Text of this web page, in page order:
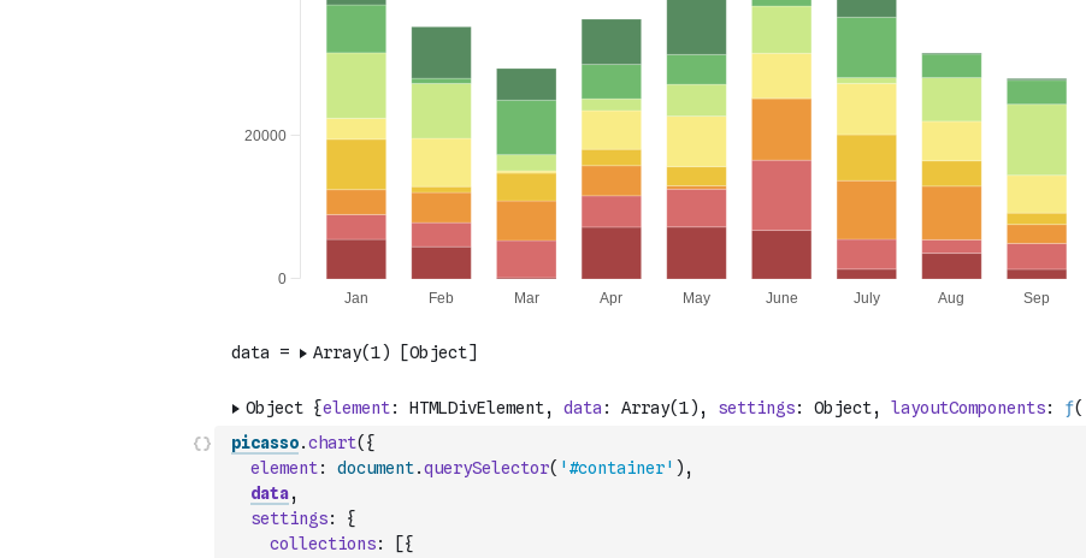
picasso.chart( {
element: document.querySelector( '#container' ) ,
data,
settings:
{
collections: [{